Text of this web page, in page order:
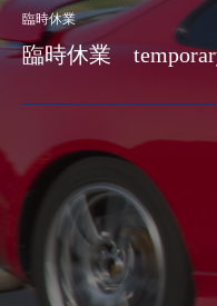
臨時休業
臨時休業